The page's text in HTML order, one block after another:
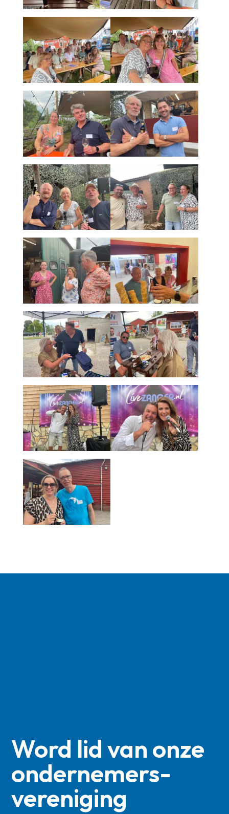
Word lid van onze
ondernemers­
vereniging